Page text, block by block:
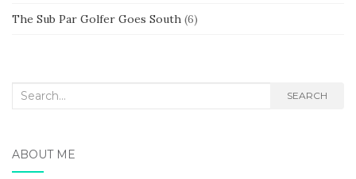
The Sub Par Golfer Goes South (6)
Search
SEARCH
ABOUT ME